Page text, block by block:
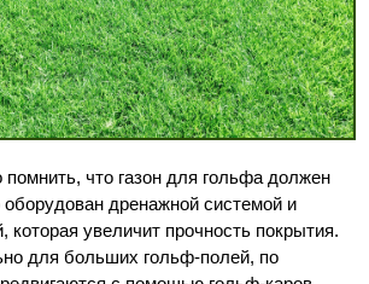
что газон для гольфа должен
дренажной системой и
которая увеличит прочность покрытия.
для больших гольф-полей, по